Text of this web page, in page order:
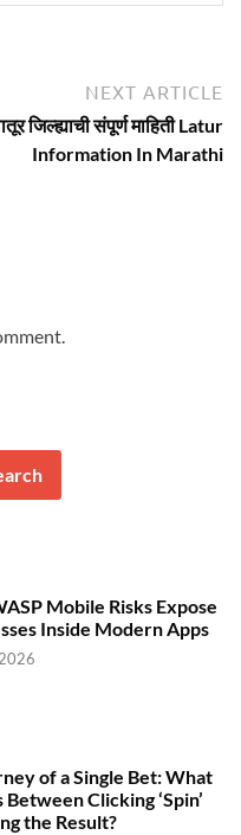
NEXT ARTICLE
जिल्ह्याची संपूर्ण माहिती Latur
Information In Marathi
Mobile Risks Expose
Inside Modern Apps
of a Single Bet: What
Between Clicking ‘Spin’
the Result?